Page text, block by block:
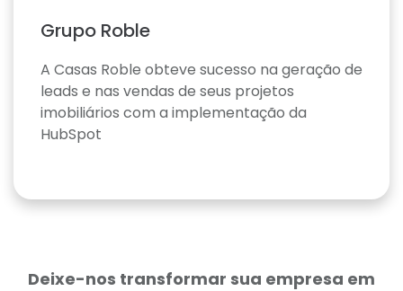
Grupo Roble
A Casas Roble obteve sucesso na geração de
leads e nas vendas de seus projetos
imobiliários com a implementação da
HubSpot
Deixe-nos transformar sua empresa em